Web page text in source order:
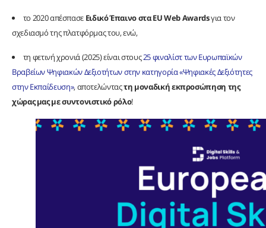
το 2020 απέσπασε Ειδικό Έπαινο στα EU Web Awardsγια τον
σχεδιασμό της πλατφόρμας του, ενώ,
τη φετινή χρονιά (2025) είναι στους25 φιναλίστ των Ευρωπαϊκών
Βραβείων Ψηφιακών Δεξιοτήτων στην κατηγορία «Ψηφιακές Δεξιότητες
στην Εκπαίδευση», αποτελώνταςτη μοναδική εκπροσώπηση της
χώρας μας με συντονιστικό ρόλο!